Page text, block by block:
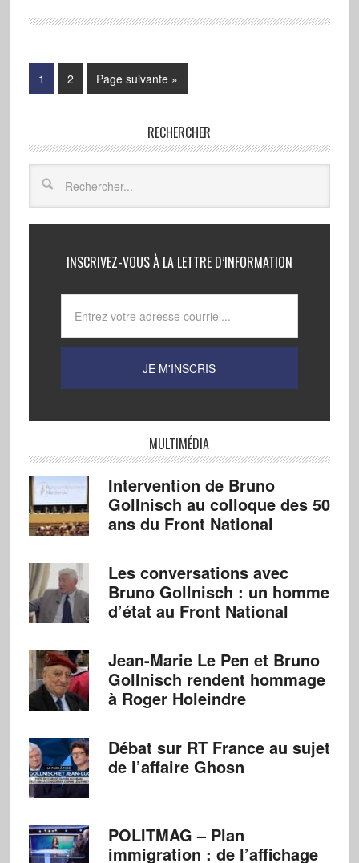
1 2 Page suivante »
RECHERCHER
INSCRIVEZ-VOUS À LA LETTRE D’INFORMATION
MULTIMÉDIA
Intervention de Bruno
Gollnisch au colloque des 50
ans du Front National
Les conversations avec
Bruno Gollnisch : un homme
d’état au Front National
Jean-Marie Le Pen et Bruno
Gollnisch rendent hommage
à Roger Holeindre
Débat sur RT France au sujet
de l’affaire Ghosn
POLITMAG – Plan
immigration : de l’affichage